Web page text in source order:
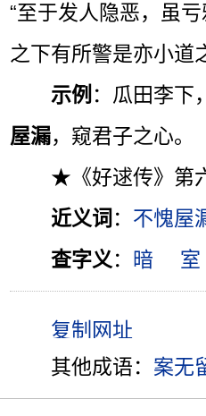
“至于发人隐恶，虽
之下有所警是亦小道
示例 ：瓜田李下
屋漏，窥君子之心。
★《好逑传》第
近义词 ： 不愧屋
查字义 ： 暗 室
其他成语： 案无